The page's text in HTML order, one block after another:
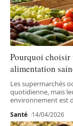
Pourquoi choisir
alimentation
Les supermarchés
quotidienne, mais
environnement est
Santé 14/04/2026